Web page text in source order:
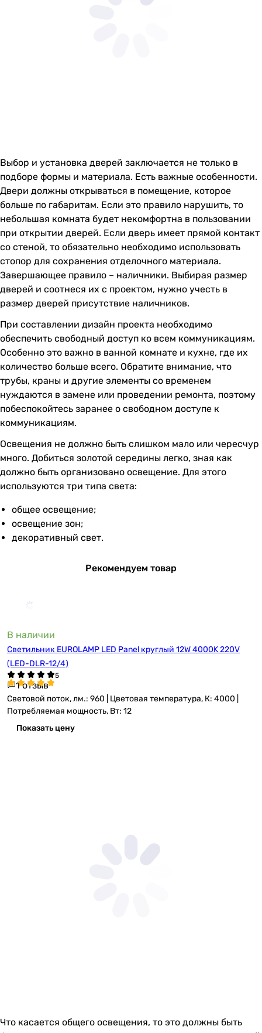
Выбор и установка дверей заключается не только в
подборе формы и материала. Есть важные особенности.
Двери должны открываться в помещение, которое
больше по габаритам. Если это правило нарушить, то
небольшая комната будет некомфортна в пользовании
при открытии дверей. Если дверь имеет прямой контакт
со стеной, то обязательно необходимо использовать
стопор для сохранения отделочного материала.
Завершающее правило – наличники. Выбирая размер
дверей и соотнеся их с проектом, нужно учесть в
размер дверей присутствие наличников.
При составлении дизайн проекта необходимо
обеспечить свободный доступ ко всем коммуникациям.
Особенно это важно в ванной комнате и кухне, где их
количество больше всего. Обратите внимание, что
трубы, краны и другие элементы со временем
нуждаются в замене или проведении ремонта, поэтому
побеспокойтесь заранее о свободном доступе к
коммуникациям.
Освещения не должно быть слишком мало или чересчур
много. Добиться золотой середины легко, зная как
должно быть организовано освещение. Для этого
используются три типа света:
общее освещение;
освещение зон;
декоративный свет.
Рекомендуем товар
В наличии
Светильник EUROLAMP LED Panel круглый 12W 4000K 220V
(LED-DLR-12/4)
1 отзыв
Световой поток, лм.: 960 | Цветовая температура, К: 4000 |
Потребляемая мощность, Вт: 12
Показать цену
Что касается общего освещения, то это должны быть